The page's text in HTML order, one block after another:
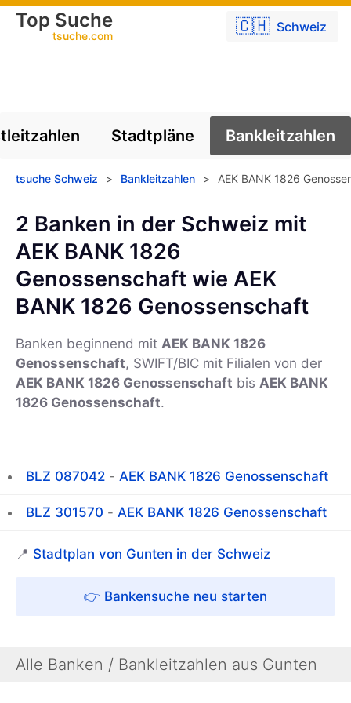
🇨🇭 Schweiz
Top Suche
tsuche.com
Stadtpläne Bankleitzahlen
tsuche Schweiz > Bankleitzahlen > AEK BANK 1826
2 Banken in der Schweiz mit
AEK BANK 1826
Genossenschaft wie AEK
BANK 1826 Genossenschaft
Banken beginnend mit AEK BANK 1826
Genossenschaft, SWIFT/BIC mit Filialen von der
AEK BANK 1826 Genossenschaft bis AEK BANK
1826 Genossenschaft.
BLZ 087042 - AEK BANK 1826 Genossenschaft
BLZ 301570 - AEK BANK 1826 Genossenschaft
📍 Stadtplan von Gunten in der Schweiz
👉 Bankensuche neu starten
Alle Banken / Bankleitzahlen aus Gunten